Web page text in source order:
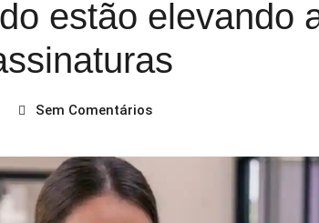
estão elevando
Sem Comentários